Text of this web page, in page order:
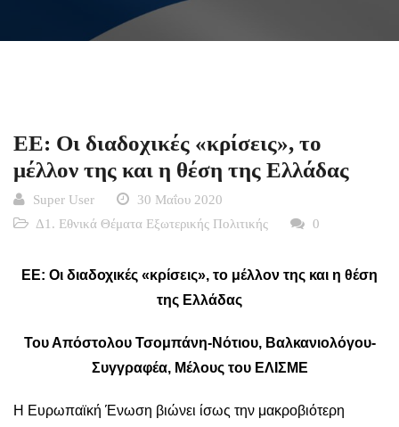
ΕΕ: Οι διαδοχικές «κρίσεις», το
μέλλον της και η θέση της Ελλάδας
Super User
30 Μαΐου 2020
Δ1. Εθνικά Θέματα Εξωτερικής Πολιτικής
0
ΕΕ: Οι διαδοχικές «κρίσεις», το μέλλον της και η θέση
της Ελλάδας
Του Απόστολου Τσομπάνη-Νότιου, Βαλκανιολόγου-
Συγγραφέα, Μέλους του ΕΛΙΣΜΕ
Η Ευρωπαϊκή Ένωση βιώνει ίσως την μακροβιότερη